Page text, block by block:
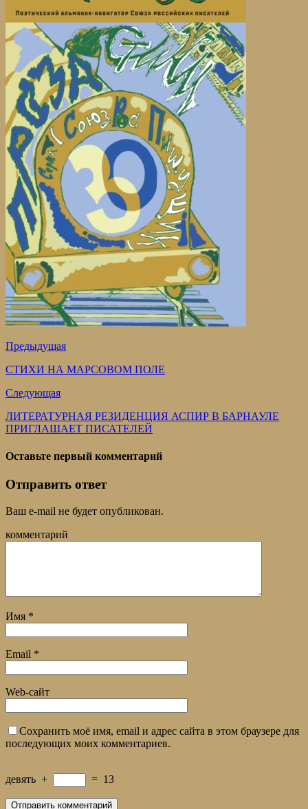
Предыдущая
СТИХИ НА МАРСОВОМ ПОЛЕ
Следующая
ЛИТЕРАТУРНАЯ РЕЗИДЕНЦИЯ АСПИР В БАРНАУЛЕ
ПРИГЛАШАЕТ ПИСАТЕЛЕЙ
Оставьте первый комментарий
Отправить ответ
Ваш e-mail не будет опубликован.
комментарий
Имя *
Email *
Web-сайт
Сохранить моё имя, email и адрес сайта в этом браузере для
последующих моих комментариев.
девять + = 13